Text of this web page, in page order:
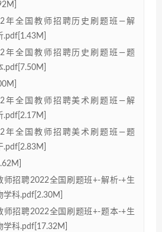
年全国教师招聘历史刷题班—解
.pdf[1.43M]
年全国教师招聘历史刷题班—题
.pdf[7.50M]
年全国教师招聘美术刷题班—解
.pdf[2.17M]
年全国教师招聘美术刷题班—题
.pdf[2.83M]
师招聘2022全国刷题班+-解析-+生
学科.pdf[2.30M]
师招聘2022全国刷题班+-题本-+生
学科.pdf[17.32M]